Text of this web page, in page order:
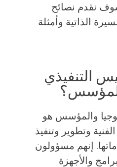
نقدم نصائح
الذاتية وأمثلة
التنفيذي
والمؤسس هو
وتطوير وتنفيذ
إنهم مسؤولون
والأجهزة